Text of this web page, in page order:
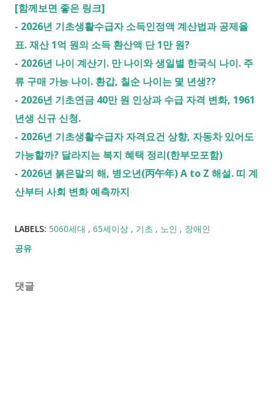
[함께보면 좋은 링크]
- 2026년 기초생활수급자 소득인정액 계산법과 공제율
표. 재산 1억 원의 소득 환산액 단 1만 원?
- 2026년 나이 계산기. 만 나이와 생일별 한국식 나이. 주
류 구매 가능 나이. 환갑, 칠순 나이는 몇 년생??
- 2026년 기초연금 40만 원 인상과 수급 자격 변화, 1961
년생 신규 신청.
- 2026년 기초생활수급자 자격요건 상향, 자동차 있어도
가능할까? 달라지는 복지 혜택 정리(한부모포함)
- 2026년 붉은말의 해, 병오년(丙午年) A to Z 해설. 띠 계
산부터 사회 변화 예측까지
LABELS: 5060세대 65세이상 기초 노인
장애인
공유
댓글